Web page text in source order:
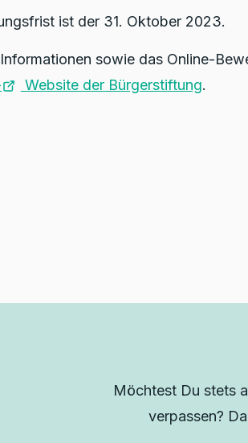
ist der 31. Oktober 2023.
sowie das Online-
Website der Bürgerstiftung.
Möchtest Du stets
verpassen?